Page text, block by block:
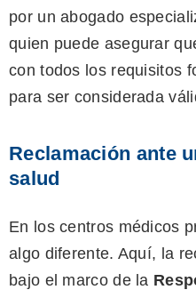
por un abogado
quien puede asegurar
con todos los requisitos
para ser considerada
Reclamación ante
salud
En los centros médicos
algo diferente. Aquí, la
bajo el marco de la